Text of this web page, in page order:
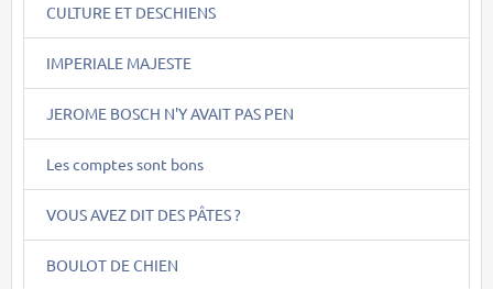
CULTURE ET DESCHIENS
IMPERIALE MAJESTE
JEROME BOSCH N'Y AVAIT PAS PEN
Les comptes sont bons
VOUS AVEZ DIT DES PÂTES ?
BOULOT DE CHIEN